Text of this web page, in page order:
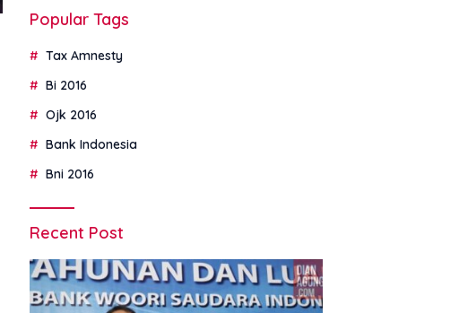
Popular Tags
Tax Amnesty
Bi 2016
Ojk 2016
Bank Indonesia
Bni 2016
Recent Post